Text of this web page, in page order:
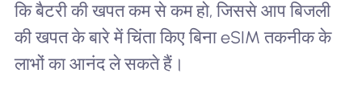
कि बैटरी की खपत कम से कम हो, जिससे आप बिजली
की खपत के बारे में चिंता किए बिना eSIM तकनीक के
लाभों का आनंद ले सकते हैं।